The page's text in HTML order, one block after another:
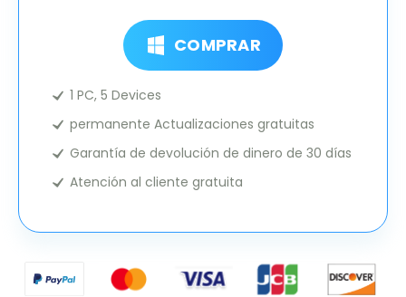
COMPRAR
1 PC, 5 Devices
permanente Actualizaciones gratuitas
Garantía de devolución de dinero de 30 días
Atención al cliente gratuita